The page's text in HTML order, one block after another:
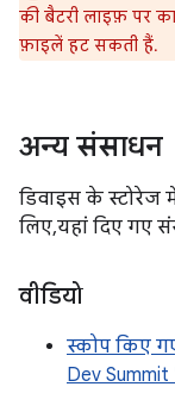
की बैटरी लाइफ़ पर
फ़ाइलें हट सकती हैं.
अन्य संसाधन
डिवाइस के स्टोरेज
लिए, यहां दिए गए
वीडियो
स्कोप किए
Dev Summit